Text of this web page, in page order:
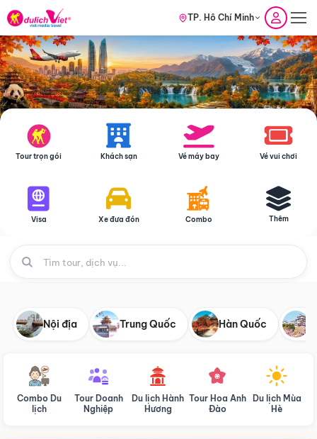
TP. Hồ Chí Minh
Tour trọn gói Khách sạn Vé máy bay Vé vui chơi
Visa Xe đưa đón Combo Thêm
Nội địa Trung Quốc Hàn Quốc
Combo Du
lịch
Tour Doanh
Nghiệp
Du lịch Hành
Hương
Tour Hoa Anh
Đào
Du lịch Mùa
Hè